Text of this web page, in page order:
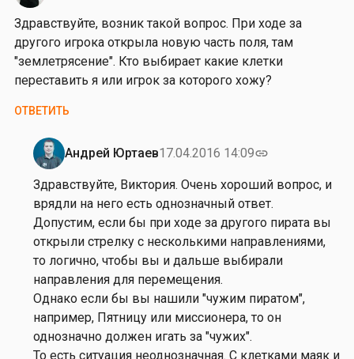
Здравствуйте, возник такой вопрос. При ходе за
другого игрока открыла новую часть поля, там
"землетрясение". Кто выбирает какие клетки
переставить я или игрок за которого хожу?
ОТВЕТИТЬ
Андрей Юртаев17.04.2016 14:09link
Ответ
на
от
В
и
к
т
о
р
и
я
Здравствуйте, Виктория. Очень хороший вопрос, и
врядли на него есть однозначный ответ.
Допустим, если бы при ходе за другого пирата вы
открыли стрелку с несколькими направлениями,
то логично, чтобы вы и дальше выбирали
направления для перемещения.
Однако если бы вы нашили "чужим пиратом",
например, Пятницу или миссионера, то он
однозначно должен игать за "чужих".
То есть ситуация неоднозначная. С клетками маяк и